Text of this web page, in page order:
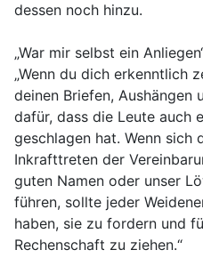
dessen noch hinzu.
„War mir selbst ein
„Wenn du dich erkenntlich
deinen Briefen, Aushängen
dafür, dass die Leute auch
geschlagen hat. Wenn sich
Inkrafttreten der
guten Namen oder unser
führen, sollte jeder
haben, sie zu fordern und
Rechenschaft zu ziehen.“